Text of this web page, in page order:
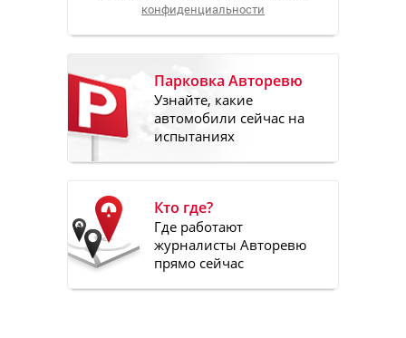
конфиденциальности
Парковка Авторевю
Узнайте, какие
автомобили сейчас на
испытаниях
Кто где?
Где работают
журналисты Авторевю
прямо сейчас